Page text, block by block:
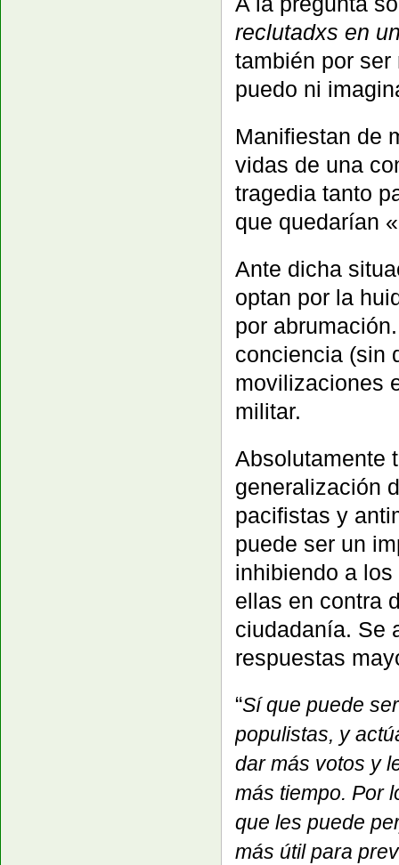
reclutadxs en
también por ser
puedo ni
Manifiestan de
vidas de una
tragedia tanto
que quedarían
Ante dicha
optan por la
por
conciencia (sin
movilizaciones
militar.
Absolutamente
generalización
pacifistas y
puede ser un
inhibiendo a
ellas en contra
ciudadanía. Se
respuestas
“Sí que puede
populistas, y
dar más votos y
más tiempo. Por
que les puede
más útil para